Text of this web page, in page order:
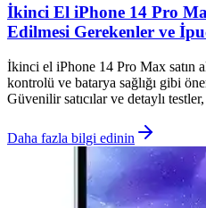
İkinci El iPhone 14 Pro
Edilmesi Gerekenler ve
İkinci el iPhone 14 Pro Max satın
kontrolü ve batarya sağlığı gibi
Güvenilir satıcılar ve detaylı
Daha fazla bilgi edinin